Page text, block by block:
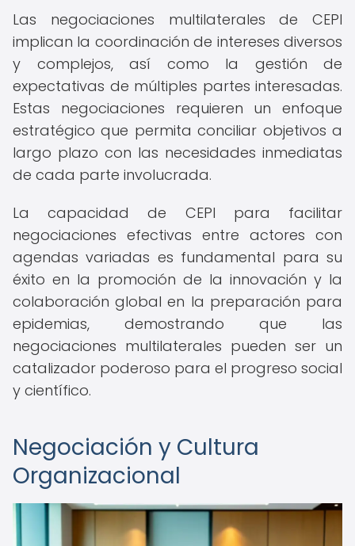
Las negociaciones multilaterales de CEPI
implican la coordinación de intereses diversos
y complejos, así como la gestión de
expectativas de múltiples partes interesadas.
Estas negociaciones requieren un enfoque
estratégico que permita conciliar objetivos a
largo plazo con las necesidades inmediatas
de cada parte involucrada.
La capacidad de CEPI para facilitar
negociaciones efectivas entre actores con
agendas variadas es fundamental para su
éxito en la promoción de la innovación y la
colaboración global en la preparación para
epidemias, demostrando que las
negociaciones multilaterales pueden ser un
catalizador poderoso para el progreso social
y científico.
Negociación y Cultura
Organizacional